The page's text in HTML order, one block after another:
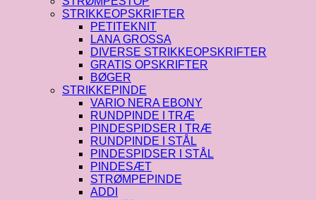
STRIKKEOPSKRIFTER
PETITEKNIT
LANA GROSSA
DIVERSE STRIKKEOPSKRIFTER
GRATIS OPSKRIFTER
BØGER
STRIKKEPINDE
VARIO NERA EBONY
RUNDPINDE I TRÆ
PINDESPIDSER I TRÆ
RUNDPINDE I STÅL
PINDESPIDSER I STÅL
PINDESÆT
STRØMPEPINDE
ADDI